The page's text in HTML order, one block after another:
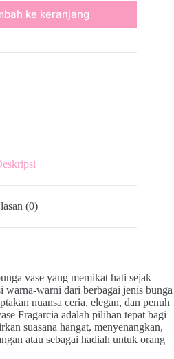
ke keranjang
(0)
vase yang memikat hati sejak
warna-warni dari berbagai jenis bunga
nuansa ceria, elegan, dan penuh
Fragarcia adalah pilihan tepat bagi
suasana hangat, menyenangkan,
atau sebagai hadiah untuk orang